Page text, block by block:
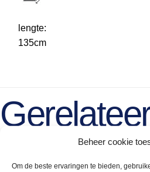
Beheer cookie
Om de beste ervaringen te bieden,
lengte:
135cm
producten